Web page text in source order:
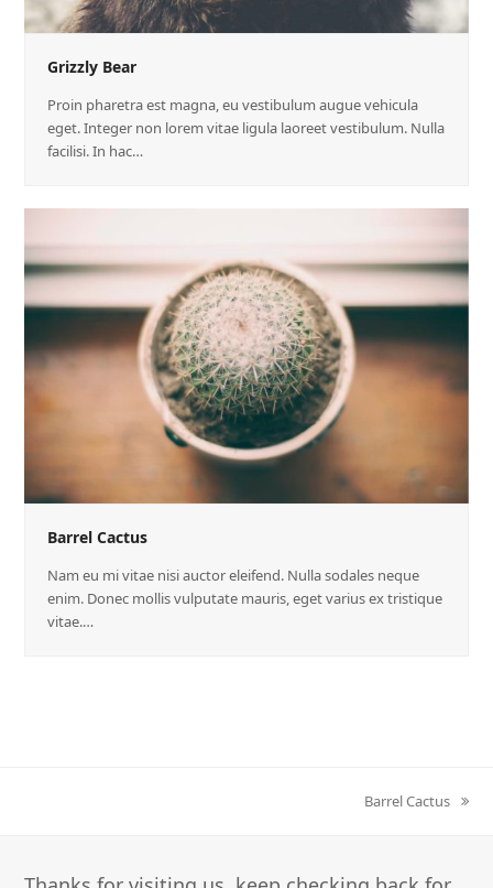
Grizzly Bear
Proin pharetra est magna, eu vestibulum augue vehicula
eget. Integer non lorem vitae ligula laoreet vestibulum. Nulla
facilisi. In hac…
Barrel Cactus
Nam eu mi vitae nisi auctor eleifend. Nulla sodales neque
enim. Donec mollis vulputate mauris, eget varius ex tristique
vitae.…
next
Barrel Cactus